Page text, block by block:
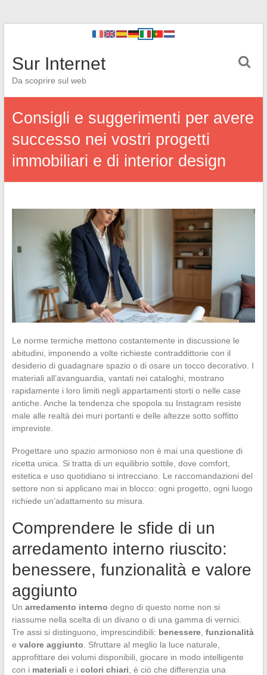
Sur Internet
Da scoprire sul web
Consigli e suggerimenti per avere
successo nei vostri progetti
immobiliari e di interior design
Le norme termiche mettono costantemente in discussione le
abitudini, imponendo a volte richieste contraddittorie con il
desiderio di guadagnare spazio o di osare un tocco decorativo. I
materiali all’avanguardia, vantati nei cataloghi, mostrano
rapidamente i loro limiti negli appartamenti storti o nelle case
antiche. Anche la tendenza che spopola su Instagram resiste
male alle realtà dei muri portanti e delle altezze sotto soffitto
impreviste.
Progettare uno spazio armonioso non è mai una questione di
ricetta unica. Si tratta di un equilibrio sottile, dove comfort,
estetica e uso quotidiano si intrecciano. Le raccomandazioni del
settore non si applicano mai in blocco: ogni progetto, ogni luogo
richiede un’adattamento su misura.
Comprendere le sfide di un
arredamento interno riuscito:
benessere, funzionalità e valore
aggiunto
Un arredamento interno degno di questo nome non si
riassume nella scelta di un divano o di una gamma di vernici.
Tre assi si distinguono, imprescindibili: benessere, funzionalità
e valore aggiunto . Sfruttare al meglio la luce naturale,
approfittare dei volumi disponibili, giocare in modo intelligente
con i materiali e i colori chiari , è ciò che differenzia una